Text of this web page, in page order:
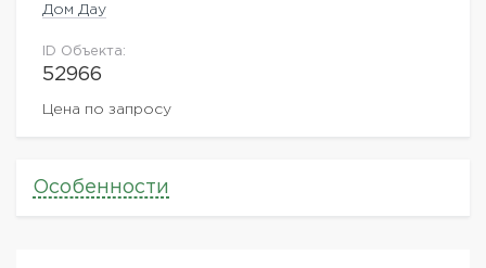
Дом Дау
ID Объекта:
52966
Цена по запросу
Особенности